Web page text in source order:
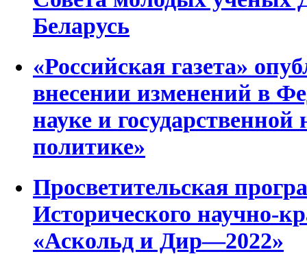
Беларусь
«Российская газета»
внесении изменений в
науке и государственной
политике»
Просветительская
Исторического научно-
«Аскольд и Дир—2022»